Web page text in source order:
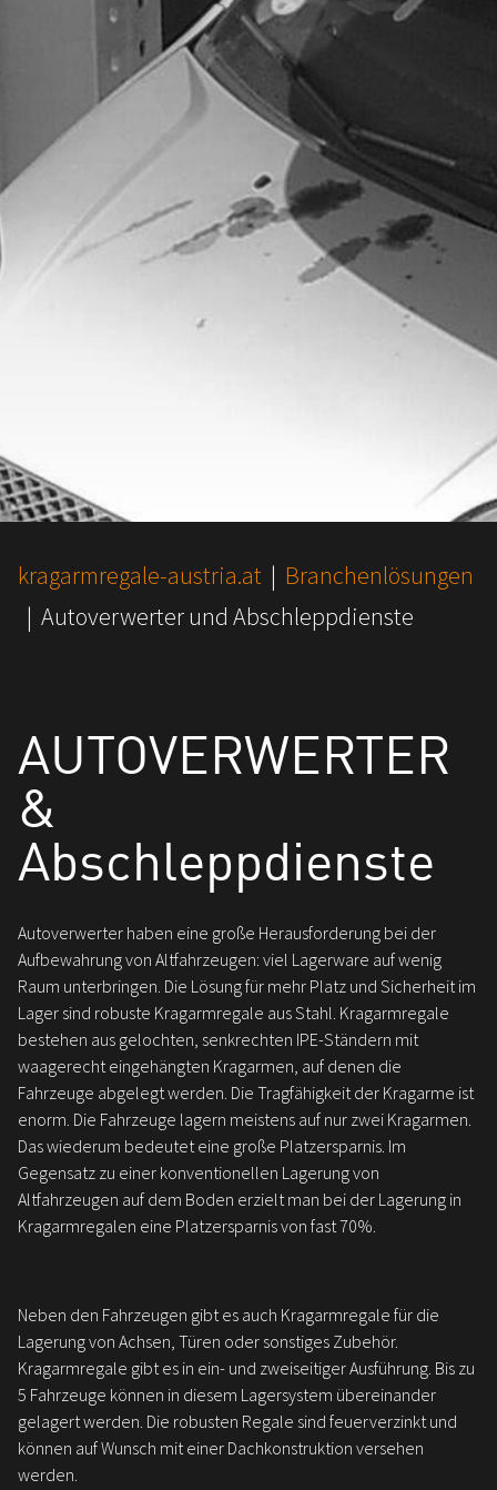
You are here:
kragarmregale-austria.at
Branchenlösungen
Autoverwerter und Abschleppdienste
AUTOVERWERTER
&
Abschleppdienste
Autoverwerter haben eine große Herausforderung bei der
Aufbewahrung von Altfahrzeugen: viel Lagerware auf wenig
Raum unterbringen. Die Lösung für mehr Platz und Sicherheit im
Lager sind robuste Kragarmregale aus Stahl. Kragarmregale
bestehen aus gelochten, senkrechten IPE-Ständern mit
waagerecht eingehängten Kragarmen, auf denen die
Fahrzeuge abgelegt werden. Die Tragfähigkeit der Kragarme ist
enorm. Die Fahrzeuge lagern meistens auf nur zwei Kragarmen.
Das wiederum bedeutet eine große Platzersparnis. Im
Gegensatz zu einer konventionellen Lagerung von
Altfahrzeugen auf dem Boden erzielt man bei der Lagerung in
Kragarmregalen eine Platzersparnis von fast 70%.
Neben den Fahrzeugen gibt es auch Kragarmregale für die
Lagerung von Achsen, Türen oder sonstiges Zubehör.
Kragarmregale gibt es in ein- und zweiseitiger Ausführung. Bis zu
5 Fahrzeuge können in diesem Lagersystem übereinander
gelagert werden. Die robusten Regale sind feuerverzinkt und
können auf Wunsch mit einer Dachkonstruktion versehen
werden.